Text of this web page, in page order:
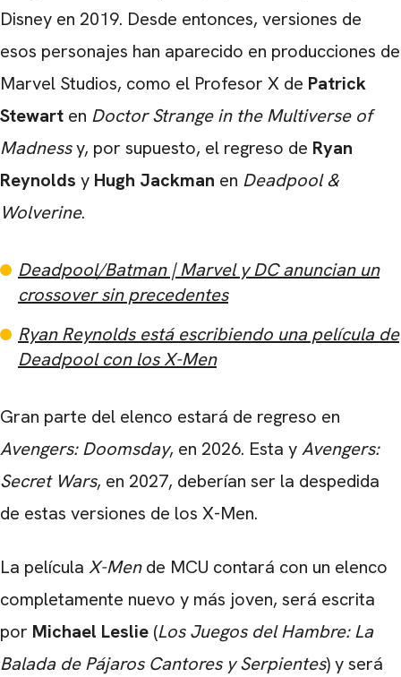
Disney en 2019. Desde entonces, versiones de
esos personajes han aparecido en producciones de
Marvel Studios, como el Profesor X de Patrick
Stewart en Doctor Strange in the Multiverse of
Madnessy, por supuesto, el regreso de Ryan
Reynolds y Hugh Jackman en Deadpool &
Wolverine.
Deadpool/Batman | Marvel y DC anuncian un
crossover sin precedentes
Ryan Reynolds está escribiendo una película de
Deadpool con los X-Men
Gran parte del elenco estará de regreso en
Avengers: Doomsday, en 2026. Esta yAvengers:
Secret Wars, en 2027, deberían ser la despedida
de estas versiones de los X-Men.
La película X-Mende MCU contará con un elenco
completamente nuevo y más joven, será escrita
por Michael Leslie (Los Juegos del Hambre: La
Balada de Pájaros Cantores y Serpientes) y será